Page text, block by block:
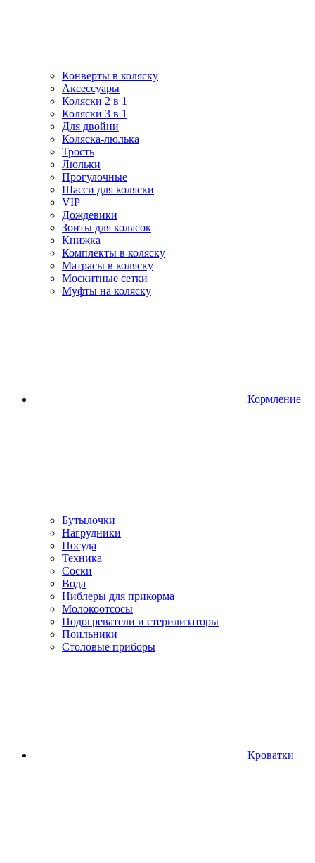
Конверты в коляску
Аксессуары
Коляски 2 в 1
Коляски 3 в 1
Для двойни
Коляска-люлька
Трость
Люльки
Прогулочные
Шасси для коляски
VIP
Дождевики
Зонты для колясок
Книжка
Комплекты в коляску
Матрасы в коляску
Москитные сетки
Муфты на коляску
Кормление
Бутылочки
Нагрудники
Посуда
Техника
Соски
Вода
Ниблеры для прикорма
Молокоотсосы
Подогреватели и стерилизаторы
Поильники
Столовые приборы
Кроватки